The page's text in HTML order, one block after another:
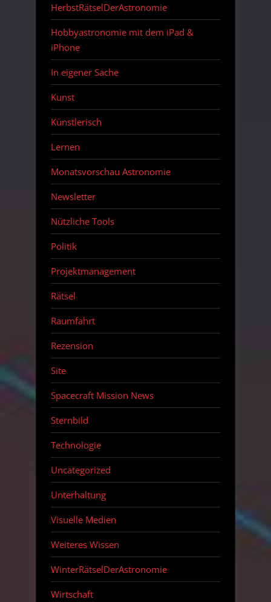
HerbstRätselDerAstronomie
Hobbyastronomie mit dem iPad &
iPhone
In eigener Sache
Kunst
Künstlerisch
Lernen
Monatsvorschau Astronomie
Newsletter
Nützliche Tools
Politik
Projektmanagement
Rätsel
Raumfahrt
Rezension
Site
Spacecraft Mission News
Sternbild
Technologie
Uncategorized
Unterhaltung
Visuelle Medien
Weiteres Wissen
WinterRätselDerAstronomie
Wirtschaft